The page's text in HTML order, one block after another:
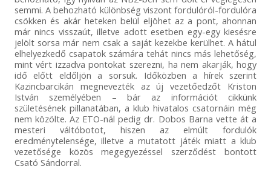
semmi. A behozható különbség viszont fordulóról-fordulóra
csökken és akár heteken belül eljöhet az a pont, ahonnan
már nincs visszaút, illetve adott esetben egy-egy kiesésre
jelölt sorsa már nem csak a saját kezekbe kerülhet. A hátul
elhelyezkedő csapatok számára tehát nincs más lehetőség,
mint vért izzadva pontokat szerezni, ha nem akarják, hogy
idő előtt eldőljön a sorsuk. Időközben a hírek szerint
Kazincbarcikán megnevezték az új vezetőedzőt Kriston
István személyében – bár az információt cikkünk
születésének pillanatában, a klub hivatalos csatornáin még
nem közölte. Az ETO-nál pedig dr. Dobos Barna vette át a
mesteri váltóbotot, hiszen az elmúlt fordulók
eredménytelensége, illetve a mutatott játék miatt a klub
vezetősége közös megegyezéssel szerződést bontott
Csató Sándorral.